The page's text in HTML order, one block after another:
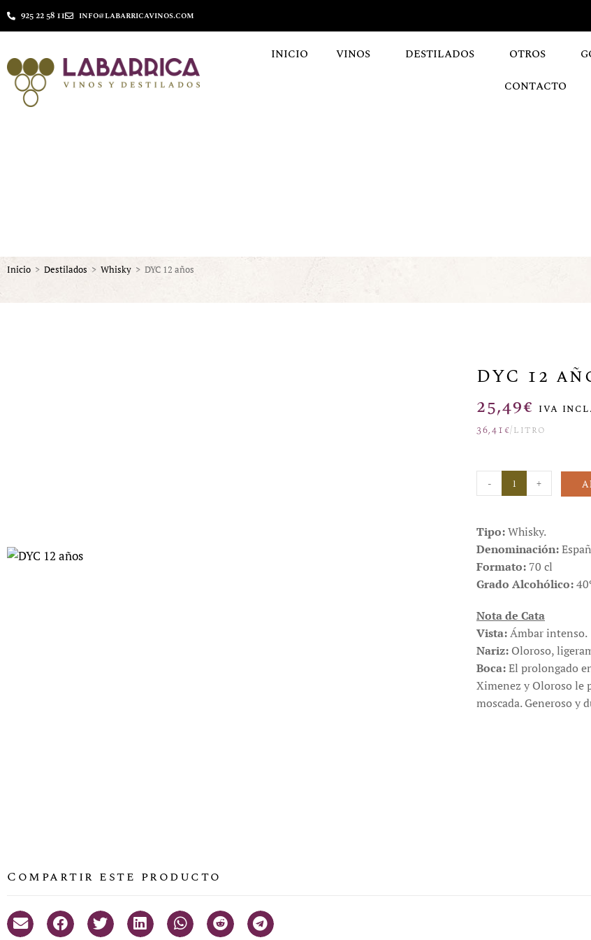
925 22 58 11 info@labarricavinos.com
INICIO VINOS DESTILADOS OTROS
CONTACTO
Inicio > Destilados > Whisky > DYC 12 años
DYC 12
25,49€ IVA INCL.
36,41€/litro
- +
Tipo:Whisky.
Denominación:
Formato: 70 cl
Grado Alcohólico:
Nota de Cata
Vista:Ámbar intenso.
Nariz: Oloroso,
Boca:El prolongado
Ximenez y Oloroso le
moscada. Generoso y
Compartir este producto